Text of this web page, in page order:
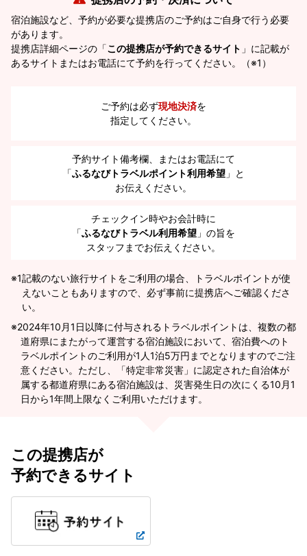
宿泊施設など、予約が必要な提携店のご予約はご自身で行う必要
があります。
提携店詳細ページの「この提携店が予約できるサイト 」に記載が
あるサイトまたはお電話にて予約を行ってください。（※1）
ご予約は必ず現地決済を
指定してください。
予約サイト備考欄、またはお電話にて
「ふるなびトラベルポイント利用希望 」と
お伝えください。
チェックイン時やお会計時に
「ふるなびトラベル利用希望 」の旨を
スタッフまでお伝えください。
※1記載のない旅行サイトをご利用の場合、トラベルポイントが使
えないこともありますので、必ず事前に提携店へご確認くださ
い。
2024年10月1日以降に付与されるトラベルポイントは、複数の都
道府県にまたがって運営する宿泊施設において、宿泊費へのト
ラベルポイントのご利用が1人1泊5万円までとなりますのでご注
意ください。ただし、「特定非常災害」に認定された自治体が
属する都道府県にある宿泊施設は、災害発生日の次にくる10月1
日から1年間上限なくご利用いただけます。
この提携店が
予約できるサイト